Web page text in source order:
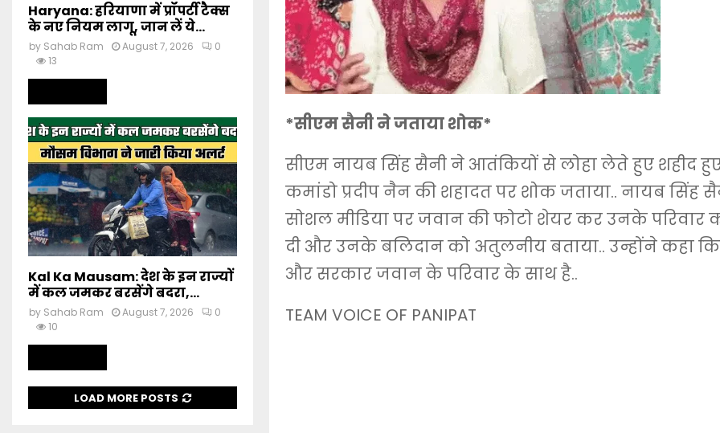
*सीएम सैनी ने जताया शोक*
सीएम नायब सिंह सैनी ने आतंकियों से लोहा लेते हुए शहीद
कमांडो प्रदीप नैन की शहादत पर शोक जताया.. नायब सिंह
सोशल मीडिया पर जवान की फोटो शेयर कर उनके परिवार
दी और उनके बलिदान को अतुलनीय बताया.. उन्होंने कहा कि
और सरकार जवान के परिवार के साथ है..
TEAM VOICE OF PANIPAT
Haryana: हरियाणा में प्रॉपर्टी टैक्स
के नए नियम लागू, जान लें ये...
by Sahab Ram August 7, 2026
0
13
Kal Ka Mausam: देश के इन राज्यों
में कल जमकर बरसेंगे बदरा,...
by Sahab Ram August 7, 2026
0
10
LOAD MORE POSTS